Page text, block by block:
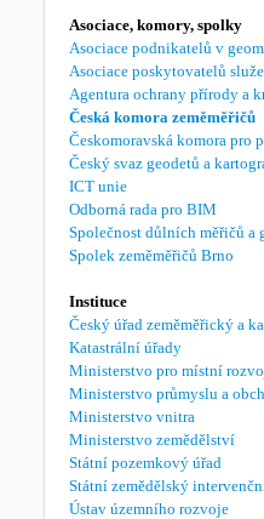
Asociace, komory, spolky
Asociace podnikatelů v
Asociace poskytovatelů
Agentura ochrany přírody a
Česká komora zeměměřičů
Českomoravská komora pro
Český svaz geodetů a
ICT unie
Odborná rada pro BIM
Společnost důlních měřičů a
Spolek zeměměřičů Brno
Instituce
Český úřad zeměměřický a
Katastrální úřady
Ministerstvo pro místní
Ministerstvo průmyslu a
Ministerstvo vnitra
Ministerstvo zemědělství
Státní pozemkový úřad
Státní zemědělský
Ústav územního rozvoje